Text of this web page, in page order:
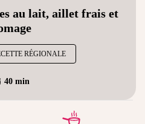
au lait, aillet frais et
RÉGIONALE
40 min